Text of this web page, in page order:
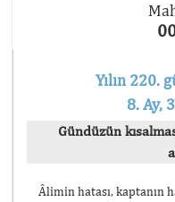
Yılın 220.
8. Ay,
Gündüzün
Âlimin hatası, kaptanın